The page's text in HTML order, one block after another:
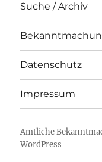
Suche / Archiv
Datenschutz
Impressum
Amtliche
WordPress